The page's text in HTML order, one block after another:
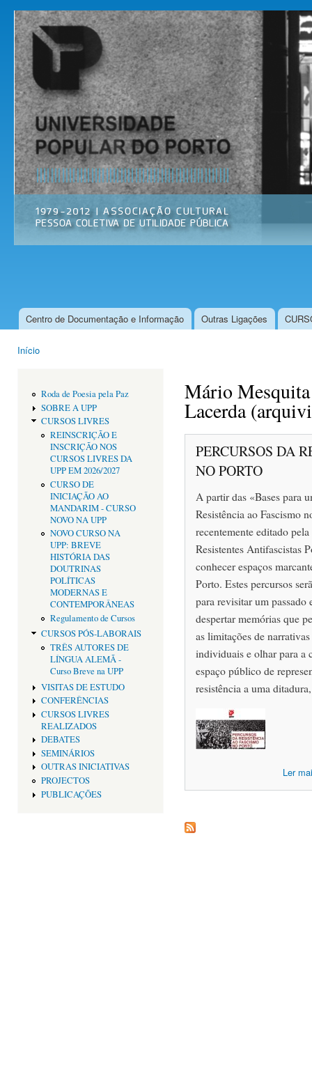
Universidade
Popular do
Porto
Associação
Cultural
Menu principal
Centro de Documentação e Informação Outras Ligações
Início
Roda de Poesia pela Paz
SOBRE A UPP
CURSOS LIVRES
REINSCRIÇÃO E
INSCRIÇÃO NOS
CURSOS LIVRES DA
UPP EM 2026/2027
CURSO DE
INICIAÇÃO AO
MANDARIM - CURSO
NOVO NA UPP
NOVO CURSO NA
UPP: BREVE
HISTÓRIA DAS
DOUTRINAS
POLÍTICAS
MODERNAS E
CONTEMPORÂNEAS
Regulamento de Cursos
CURSOS PÓS-LABORAIS
TRÊS AUTORES DE
LÍNGUA ALEMÃ -
Curso Breve na UPP
VISITAS DE ESTUDO
CONFERÊNCIAS
CURSOS LIVRES
REALIZADOS
DEBATES
SEMINÁRIOS
OUTRAS INICIATIVAS
PROJECTOS
PUBLICAÇÕES
Mário
Lacerda
PERCURSOS DA
NO PORTO
A partir das «Bases para
Resistência ao Fascismo
recentemente editado
Resistentes Antifascistas
conhecer espaços
Porto. Estes percursos
para revisitar um passado
despertar memórias que
as limitações de
individuais e olhar para a
espaço público de
resistência a uma
Ler